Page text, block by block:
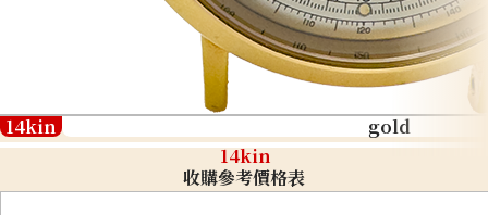
14kin
gold
14kin
收購參考價格表